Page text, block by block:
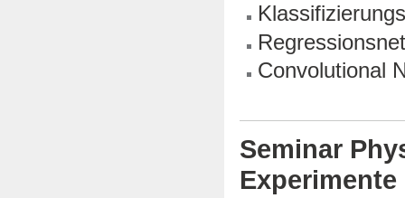
Convolutional
Seminar